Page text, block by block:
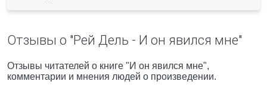
Отзывы о "Рей Дель - И он явился мне"
Отзывы читателей о книге "И он явился мне",
комментарии и мнения людей о произведении.